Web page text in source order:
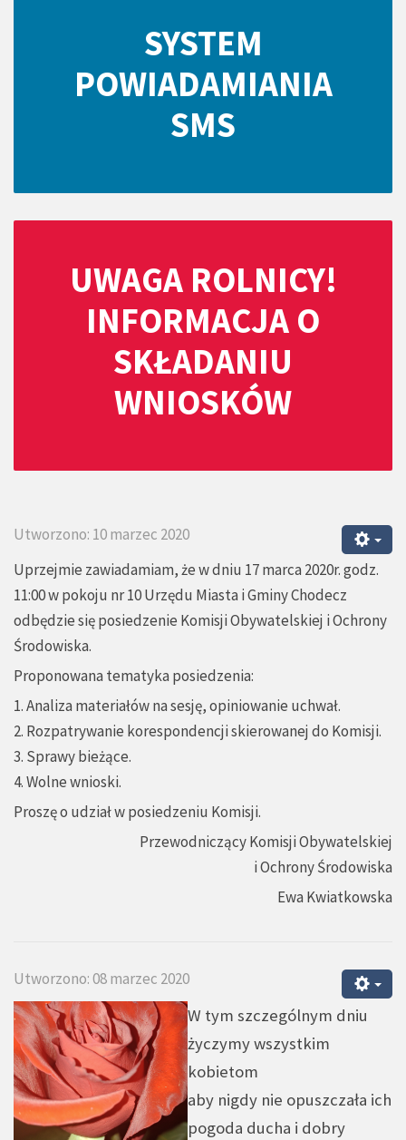
SYSTEM
POWIADAMIANIA
SMS
UWAGA ROLNICY!
INFORMACJA O
SKŁADANIU
WNIOSKÓW
Utworzono: 10 marzec 2020
Uprzejmie zawiadamiam, że w dniu 17 marca 2020r. godz.
11:00 w pokoju nr 10 Urzędu Miasta i Gminy Chodecz
odbędzie się posiedzenie Komisji Obywatelskiej i Ochrony
Środowiska.
Proponowana tematyka posiedzenia:
1. Analiza materiałów na sesję, opiniowanie uchwał.
2. Rozpatrywanie korespondencji skierowanej do Komisji.
3. Sprawy bieżące.
4. Wolne wnioski.
Proszę o udział w posiedzeniu Komisji.
Przewodniczący Komisji Obywatelskiej
i Ochrony Środowiska
Ewa Kwiatkowska
Utworzono: 08 marzec 2020
W tym szczególnym dniu
życzymy wszystkim
kobietom
aby nigdy nie opuszczała ich
pogoda ducha i dobry